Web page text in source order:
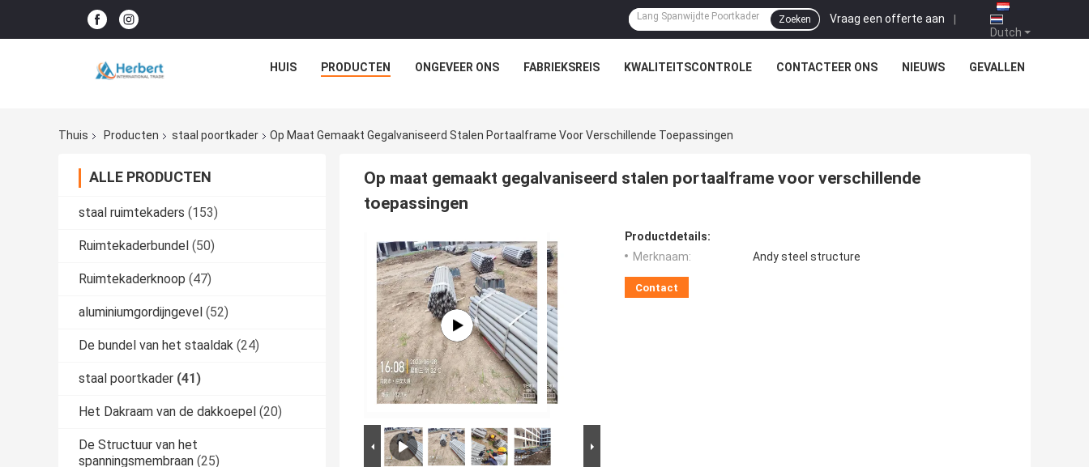
Dutch
Vraag een offerte aan |
Zoeken
HUIS PRODUCTEN ONGEVEER ONS FABRIEKSREIS KWALITEITSCONTROLE CONTACTEER ONS NIEUWS GEVALLEN
Thuis Producten staal poortkader Op Maat Gemaakt Gegalvaniseerd Stalen Portaalframe Voor Verschillende Toepassingen
ALLE PRODUCTEN
staal ruimtekaders (153)
Ruimtekaderbundel (50)
Ruimtekaderknoop (47)
aluminiumgordijngevel (52)
De bundel van het staaldak (24)
staal poortkader (41)
Het Dakraam van de dakkoepel (20)
De Structuur van het
spanningsmembraan (25)
Op maat gemaakt gegalvaniseerd stalen portaalframe voor verschillende
toepassingen
Productdetails:
Merknaam:
Andy steel structure
Contact